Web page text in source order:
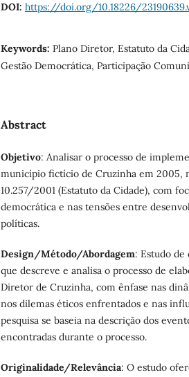
DOI: https://doi.org/10.18226/
Keywords: Plano Diretor, Estatuto da
Gestão Democrática, Participação
Abstract
Objetivo: Analisar o processo de
município fictício de Cruzinha em 2005,
10.257/2001 (Estatuto da Cidade), com
democrática e nas tensões entre
políticas.
Design/Método/Abordagem: Estudo de
que descreve e analisa o processo de
Diretor de Cruzinha, com ênfase nas
nos dilemas éticos enfrentados e nas
pesquisa se baseia na descrição dos
encontradas durante o processo.
Originalidade/Relevância: O estudo